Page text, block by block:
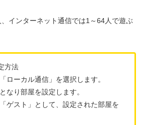
インターネット通信では1～64人で遊ぶ
方法
ローカル通信」を選択します。
なり部屋を設定します。
ゲスト」として、設定された部屋を